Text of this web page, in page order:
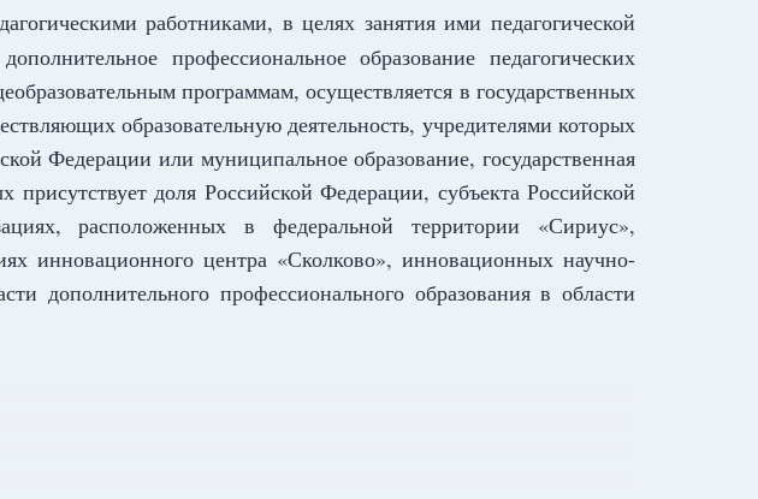
работниками, в целях занятия ими педагогической
профессиональное образование педагогических
программам, осуществляется в государственных
образовательную деятельность, учредителями которых
Федерации или муниципальное образование, государственная
доля Российской Федерации, субъекта Российской
расположенных в федеральной территории «Сириус»,
инновационного центра «Сколково», инновационных научно-
дополнительного профессионального образования в области